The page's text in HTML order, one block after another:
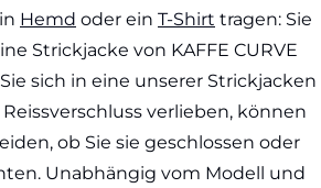
Hemd oder ein T-Shirt tragen: Sie
Strickjacke von KAFFE CURVE
sich in eine unserer Strickjacken
verlieben, können
ob Sie sie geschlossen oder
Unabhängig vom Modell und